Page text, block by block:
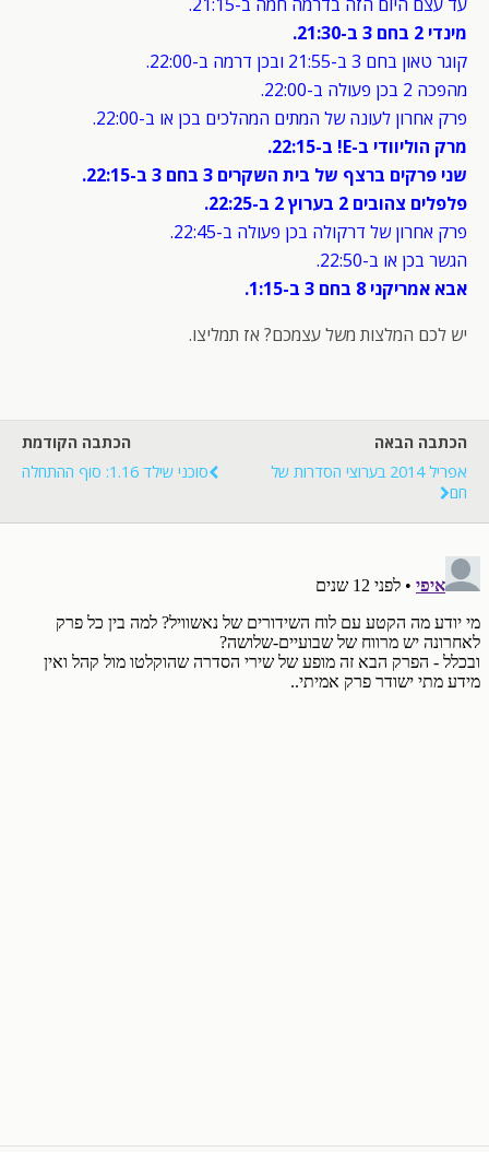
מינדי 2 בחם 3 ב-21:30.
קוגר טאון בחם 3 ב-21:55 ובכן דרמה ב-22:00.
מהפכה 2 בכן פעולה ב-22:00.
פרק אחרון לעונה של המתים המהלכים בכן או ב-22:00.
מרק הוליוודי ב-E! ב-22:15.
שני פרקים ברצף של בית השקרים 3 בחם 3 ב-22:15.
פלפלים צהובים 2 בערוץ 2 ב-22:25.
פרק אחרון של דרקולה בכן פעולה ב-22:45.
הגשר בכן או ב-22:50.
אבא אמריקני 8 בחם 3 ב-1:15.
יש לכם המלצות משל עצמכם? אז תמליצו.
הכתבה הקודמת
סוכני שילד 1.16: סוף ההתחלה
הכתבה הבאה
אפריל 2014 בערוצי הסדרות של
חם